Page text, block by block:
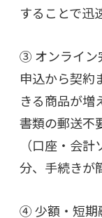
することで迅
③ オンライン
申込から契約
きる商品が増
書類の郵送不
（口座・会
分、手続きが
④ 少額・短期